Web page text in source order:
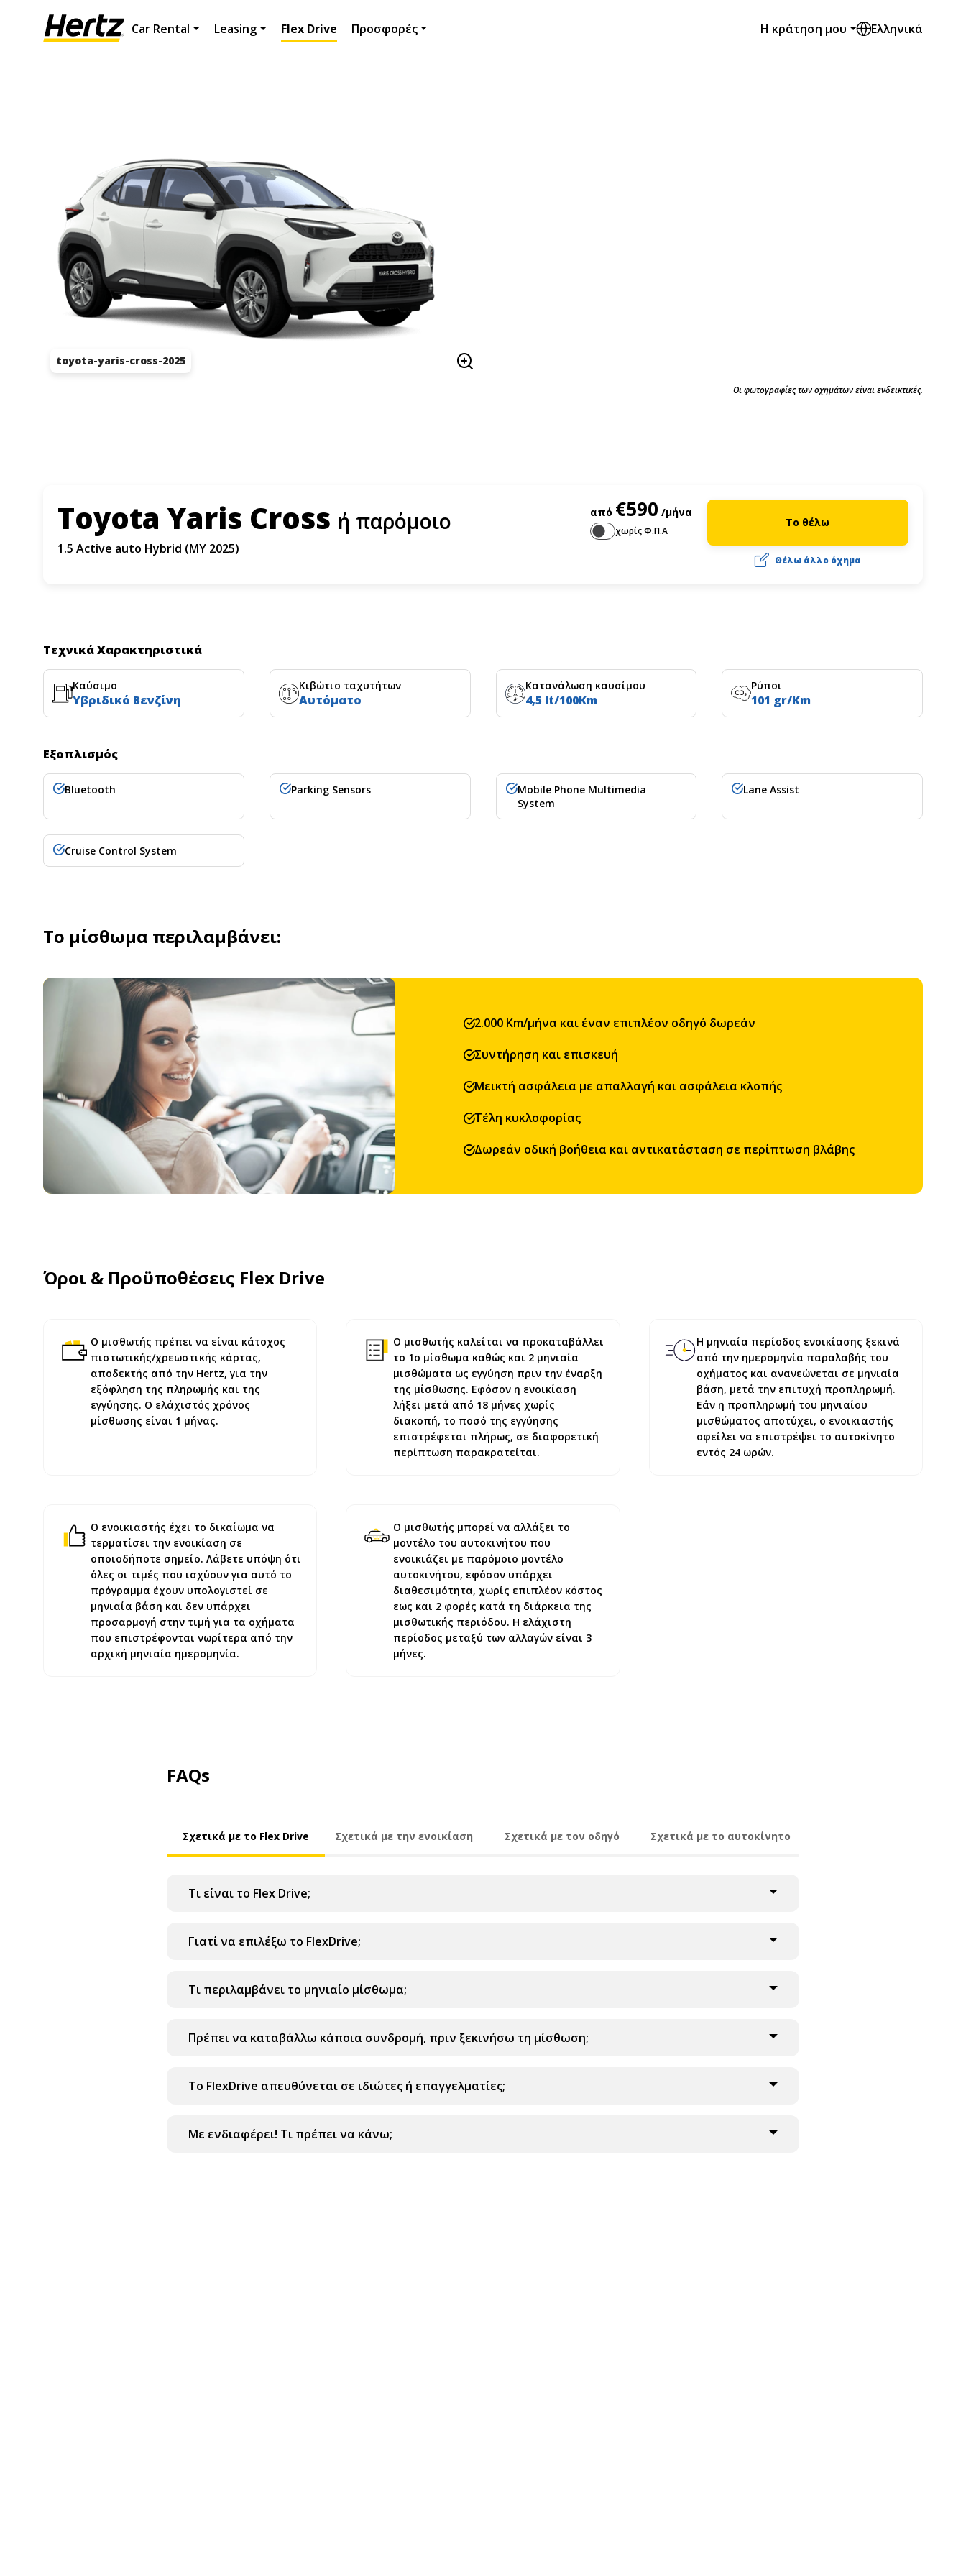
Car Rental Leasing Flex Drive Προσφορές Η κράτηση μου Ελληνικά
toyota-yaris-cross-2025
Οι φωτογραφίες των οχημάτων είναι ενδεικτικές.
Toyota Yaris Cross ή παρόμοιο
1.5 Active auto Hybrid (MY 2025)
από €590 /μήνα
χωρίς Φ.Π.Α
Το θέλω
Θέλω άλλο όχημα
Τεχνικά Χαρακτηριστικά
Καύσιμο
Υβριδικό Βενζίνη
Κιβώτιο ταχυτήτων
Αυτόματο
Κατανάλωση καυσίμου
4,5 lt/100Km
Ρύποι
101 gr/Km
Εξοπλισμός
Bluetooth Parking Sensors
Mobile Phone Multimedia
System
Lane Assist
Cruise Control System
Το μίσθωμα περιλαμβάνει:
2.000 Km/μήνα και έναν επιπλέον οδηγό δωρεάν
Συντήρηση και επισκευή
Μεικτή ασφάλεια με απαλλαγή και ασφάλεια κλοπής
Τέλη κυκλοφορίας
Δωρεάν οδική βοήθεια και αντικατάσταση σε περίπτωση βλάβης
Όροι & Προϋποθέσεις Flex Drive
Ο μισθωτής πρέπει να είναι κάτοχος
πιστωτικής/χρεωστικής κάρτας,
αποδεκτής από την Hertz, για την
εξόφληση της πληρωμής και της
εγγύησης. Ο ελάχιστός χρόνος
μίσθωσης είναι 1 μήνας.
Ο μισθωτής καλείται να προκαταβάλλει
το 1ο μίσθωμα καθώς και 2 μηνιαία
μισθώματα ως εγγύηση πριν την έναρξη
της μίσθωσης. Εφόσον η ενοικίαση
λήξει μετά από 18 μήνες χωρίς
διακοπή, το ποσό της εγγύησης
επιστρέφεται πλήρως, σε διαφορετική
περίπτωση παρακρατείται.
Η μηνιαία περίοδος ενοικίασης ξεκινά
από την ημερομηνία παραλαβής του
οχήματος και ανανεώνεται σε μηνιαία
βάση, μετά την επιτυχή προπληρωμή.
Εάν η προπληρωμή του μηνιαίου
μισθώματος αποτύχει, ο ενοικιαστής
οφείλει να επιστρέψει το αυτοκίνητο
εντός 24 ωρών.
Ο ενοικιαστής έχει το δικαίωμα να
τερματίσει την ενοικίαση σε
οποιοδήποτε σημείο. Λάβετε υπόψη ότι
όλες οι τιμές που ισχύουν για αυτό το
πρόγραμμα έχουν υπολογιστεί σε
μηνιαία βάση και δεν υπάρχει
προσαρμογή στην τιμή για τα οχήματα
που επιστρέφονται νωρίτερα από την
αρχική μηνιαία ημερομηνία.
Ο μισθωτής μπορεί να αλλάξει το
μοντέλο του αυτοκινήτου που
ενοικιάζει με παρόμοιο μοντέλο
αυτοκινήτου, εφόσον υπάρχει
διαθεσιμότητα, χωρίς επιπλέον κόστος
εως και 2 φορές κατά τη διάρκεια της
μισθωτικής περιόδου. Η ελάχιστη
περίοδος μεταξύ των αλλαγών είναι 3
μήνες.
FAQs
Σχετικά με το Flex Drive Σχετικά με την ενοικίαση Σχετικά με τον οδηγό Σχετικά με το αυτοκίνητο
Τι είναι το Flex Drive;
Γιατί να επιλέξω το FlexDrive;
Τι περιλαμβάνει το μηνιαίο μίσθωμα;
Πρέπει να καταβάλλω κάποια συνδρομή, πριν ξεκινήσω τη μίσθωση;
Το FlexDrive απευθύνεται σε ιδιώτες ή επαγγελματίες;
Με ενδιαφέρει! Τι πρέπει να κάνω;